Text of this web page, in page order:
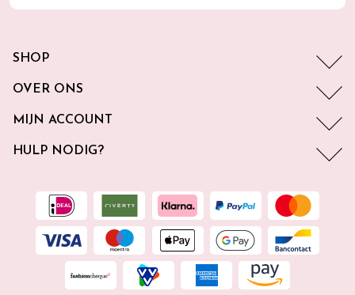
SHOP
OVER ONS
MIJN ACCOUNT
HULP NODIG?